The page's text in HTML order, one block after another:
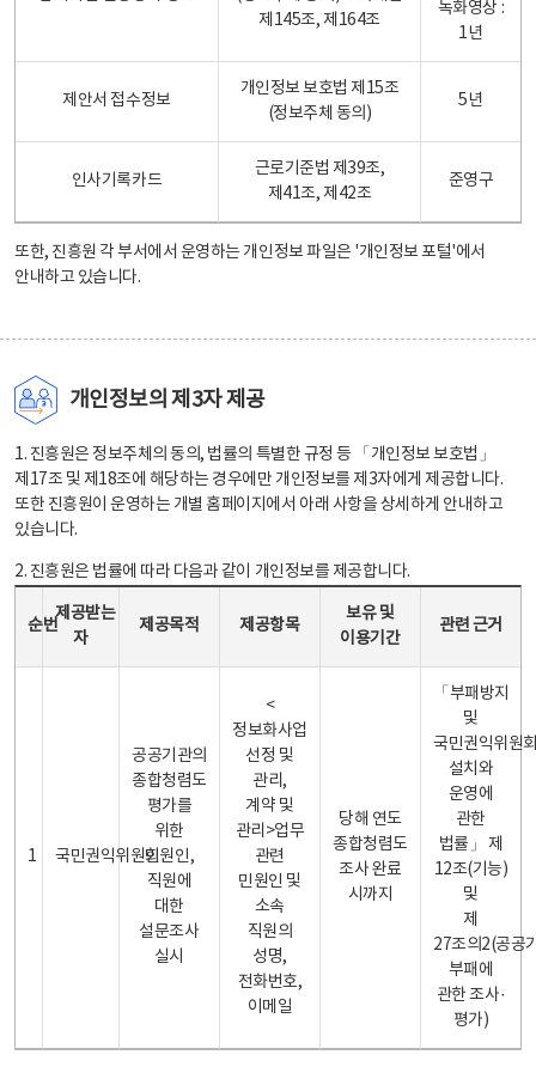
제145조, 제164조
녹화영상 :
1년
제안서 접수정보
개인정보 보호법 제15조
(정보주체 동의)
5년
인사기록카드
근로기준법 제39조,
제41조, 제42조
준영구
또한, 진흥원 각 부서에서 운영하는 개인정보 파일은 '개인정보 포털'에서
안내하고 있습니다.
개인정보의 제3자 제공
1. 진흥원은 정보주체의 동의, 법률의 특별한 규정 등 「개인정보 보호법」
제17조 및 제18조에 해당하는 경우에만 개인정보를 제3자에게 제공합니다.
또한 진흥원이 운영하는 개별 홈페이지에서 아래 사항을 상세하게 안내하고
있습니다.
2. 진흥원은 법률에 따라 다음과 같이 개인정보를 제공합니다.
순번
제공받는
자
제공목적 제공항목
보유 및
이용기간
관련 근거
1 국민권익위원회
공공기관의
종합청렴도
평가를
위한
민원인,
직원에
대한
설문조사
실시
<
정보화사업
선정 및
관리,
계약 및
관리>업무
관련
민원인 및
소속
직원의
성명,
전화번호,
이메일
당해 연도
종합청렴도
조사 완료
시까지
「부패방지
및
국민권익위원
설치와
운영에
관한
법률」 제
12조(기능)
및
제
27조의2(공공
부패에
관한 조사·
평가)